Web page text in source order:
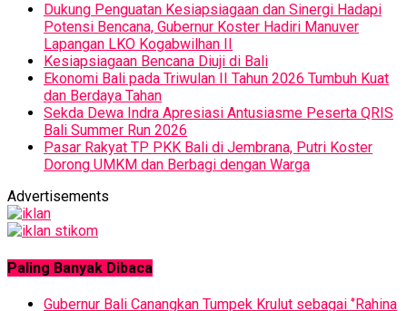
Dukung Penguatan Kesiapsiagaan dan Sinergi Hadapi
Potensi Bencana, Gubernur Koster Hadiri Manuver
Lapangan LKO Kogabwilhan II
Kesiapsiagaan Bencana Diuji di Bali
Ekonomi Bali pada Triwulan II Tahun 2026 Tumbuh Kuat
dan Berdaya Tahan
Sekda Dewa Indra Apresiasi Antusiasme Peserta QRIS
Bali Summer Run 2026
Pasar Rakyat TP PKK Bali di Jembrana, Putri Koster
Dorong UMKM dan Berbagi dengan Warga
Advertisements
Paling Banyak Dibaca
Gubernur Bali Canangkan Tumpek Krulut sebagai ‘’Rahina